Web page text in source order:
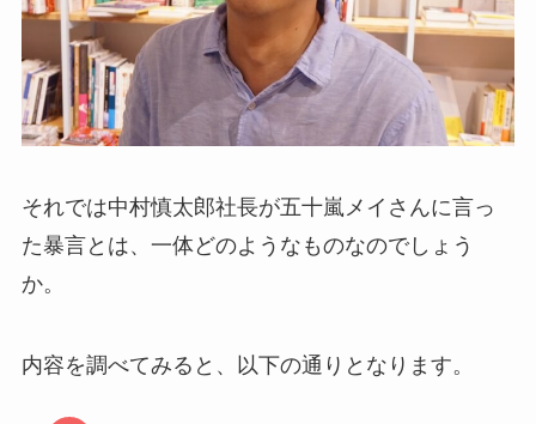
それでは中村慎太郎社長が五十嵐メイさんに言っ
た暴言とは、一体どのようなものなのでしょう
か。
内容を調べてみると、以下の通りとなります。